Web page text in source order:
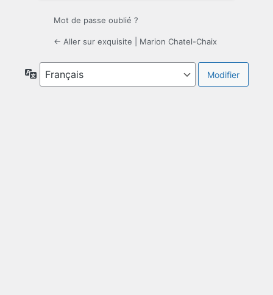
Mot de passe oublié ?
← Aller sur exquisite | Marion Chatel-Chaix
Langue